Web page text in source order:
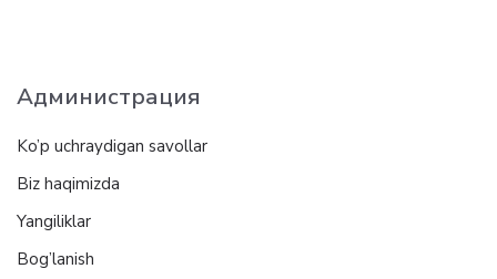
Администрация
Ko’p uchraydigan savollar
Biz haqimizda
Yangiliklar
Bog’lanish